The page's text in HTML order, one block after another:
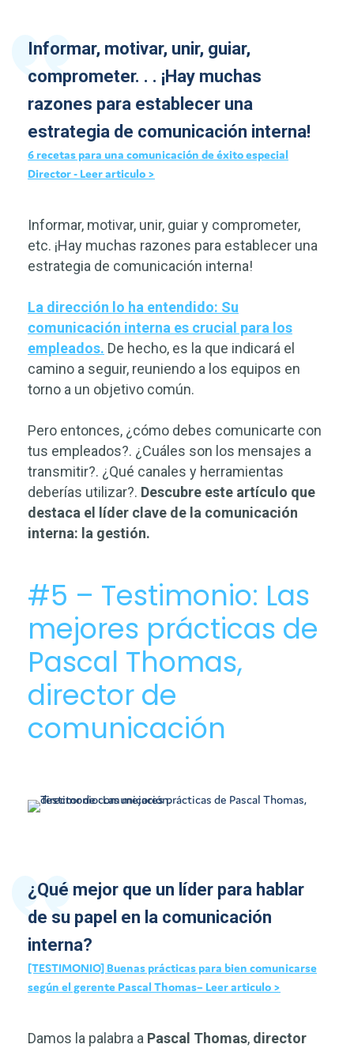
Informar, motivar, unir, guiar,
comprometer. . . ¡Hay muchas
razones para establecer una
estrategia de comunicación interna!
6 recetas para una comunicación de éxito especial
Director - Leer articulo >
Informar, motivar, unir, guiar y comprometer,
etc. ¡Hay muchas razones para establecer una
estrategia de comunicación interna!
La dirección lo ha entendido: Su
comunicación interna es crucial para los
empleados. De hecho, es la que indicará el
camino a seguir, reuniendo a los equipos en
torno a un objetivo común.
Pero entonces, ¿cómo debes comunicarte con
tus empleados?. ¿Cuáles son los mensajes a
transmitir?. ¿Qué canales y herramientas
deberías utilizar?. Descubre este artículo que
destaca el líder clave de la comunicación
interna: la gestión.
#5 – Testimonio: Las
mejores prácticas de
Pascal Thomas,
director de
comunicación
¿Qué mejor que un líder para hablar
de su papel en la comunicación
interna?
[TESTIMONIO] Buenas prácticas para bien comunicarse
según el gerente Pascal Thomas– Leer articulo >
Damos la palabra a Pascal Thomas, director